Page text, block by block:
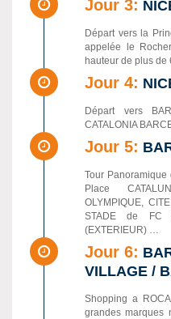
Jour 3:
Départ vers la
appelée le
hauteur de plus
Jour 4:
Départ vers
CATALONIA
Jour 5:
Tour Panoramique
Place
OLYMPIQUE,
STADE de FC
(EXTERIEUR) …
Jour 6:
VILLAGE /
Shopping a
grandes marques